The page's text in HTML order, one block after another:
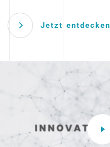
Jetzt entdecken